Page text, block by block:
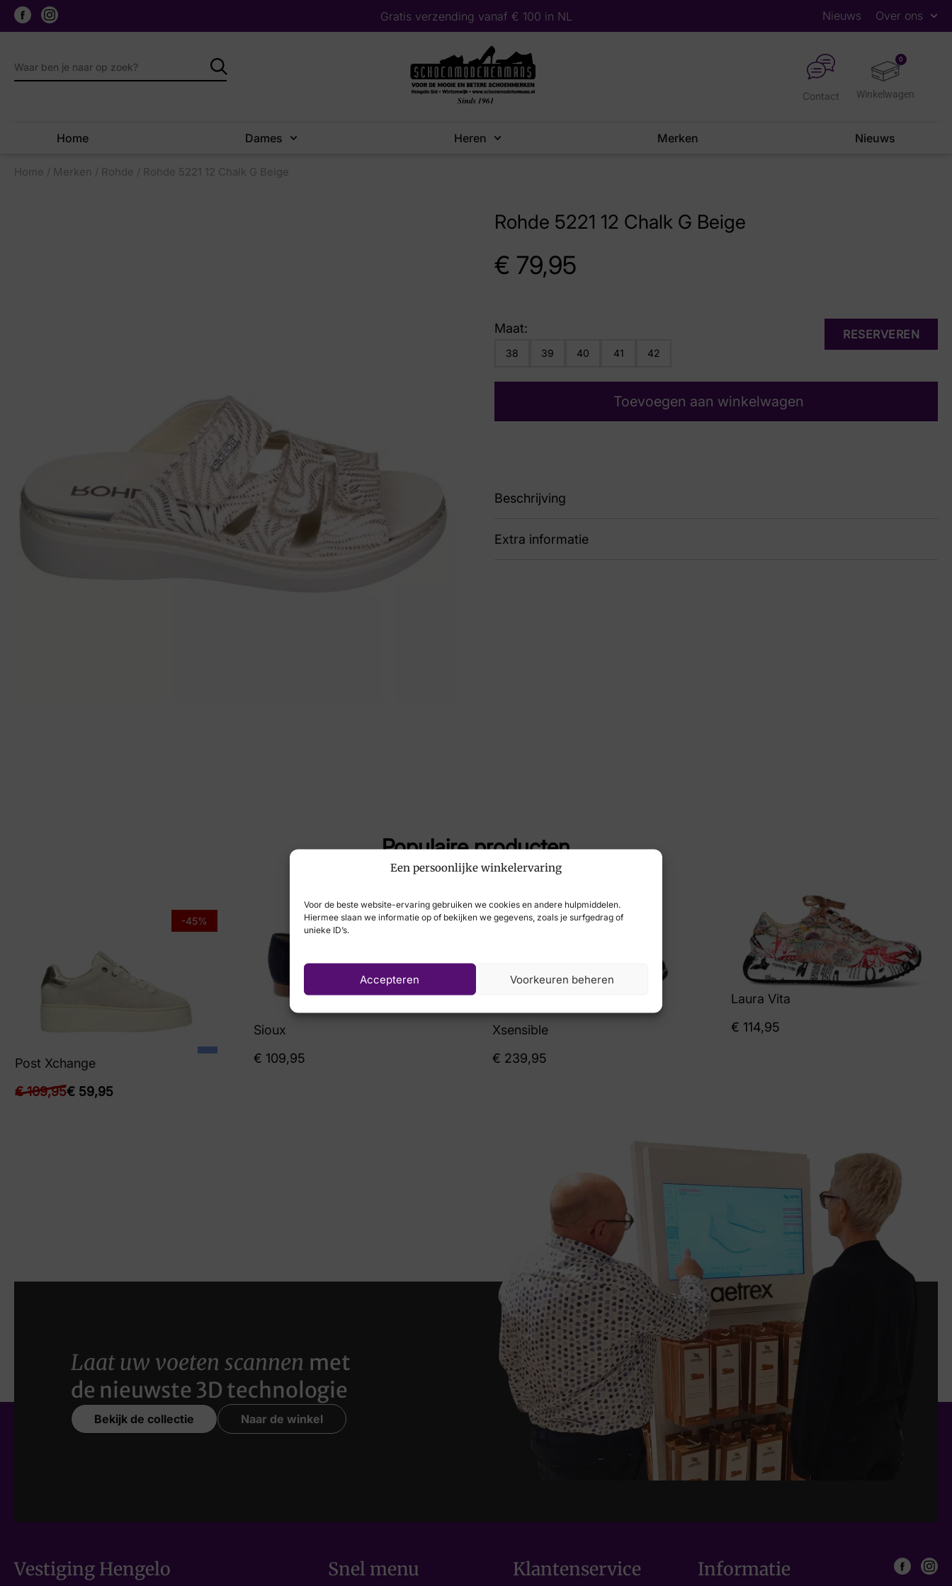
Een persoonlijke winkelervaring
Voor de beste website-ervaring gebruiken we cookies en andere hulpmiddelen.
Hiermee slaan we informatie op of bekijken we gegevens, zoals je surfgedrag of
unieke ID’s.
Accepteren Voorkeuren beheren
Gratis verzending vanaf € 100 in NL Nieuws Over ons
0
Contact
Home Dames Heren Merken Nieuws
Home / Merken / Rohde / Rohde 5221 12 Chalk G Beige
Rohde 5221 12 Chalk G Beige
€ 79,95
RESERVEREN
Maat:
38 39 40 41 42
Toevoegen aan winkelwagen
Beschrijving
91 5221 12 Chalk G
Extra informatie
Populaire producten
-45%
Post Xchange
€109,95€ 59,95
Sioux
€ 109,95
Xsensible
€ 239,95
Laura Vita
€ 114,95
Laat uw voeten scannen met
de nieuwste 3D technologie
Bekijk de collectie Naar de winkel
Vestiging Hengelo Snel menu Klantenservice Informatie